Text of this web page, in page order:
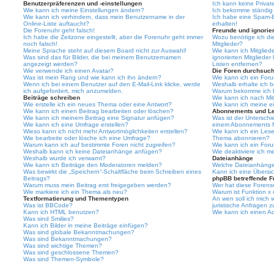
Benutzerpräferenzen und -einstellungen
Wie kann ich meine Einstellungen ändern?
Wie kann ich verhindern, dass mein Benutzername in der
Online-Liste auftaucht?
Die Forenuhr geht falsch!
Ich habe die Zeitzone eingestellt, aber die Forenuhr geht immer
noch falsch!
Meine Sprache steht auf diesem Board nicht zur Auswahl!
Was sind das für Bilder, die bei meinem Benutzernamen
angezeigt werden?
Wie verwende ich einen Avatar?
Was ist mein Rang und wie kann ich ihn ändern?
Wenn ich bei einem Benutzer auf den E-Mail-Link klicke, werde
ich aufgefordert, mich anzumelden.
Beiträge schreiben
Wie erstelle ich ein neues Thema oder eine Antwort?
Wie kann ich einen Beitrag bearbeiten oder löschen?
Wie kann ich meinem Beitrag eine Signatur anfügen?
Wie kann ich eine Umfrage erstellen?
Wieso kann ich nicht mehr Antwortmöglichkeiten erstellen?
Wie bearbeite oder lösche ich eine Umfrage?
Warum kann ich auf bestimmte Foren nicht zugreifen?
Weshalb kann ich keine Dateianhänge anfügen?
Weshalb wurde ich verwarnt?
Wie kann ich Beiträge den Moderatoren melden?
Was bewirkt die „Speichern“-Schaltfläche beim Schreiben eines
Beitrags?
Warum muss mein Beitrag erst freigegeben werden?
Wie markiere ich ein Thema als neu?
Textformatierung und Thementypen
Was ist BBCode?
Kann ich HTML benutzen?
Was sind Smilies?
Kann ich Bilder in meine Beiträge einfügen?
Was sind globale Bekanntmachungen?
Was sind Bekanntmachungen?
Was sind wichtige Themen?
Was sind geschlossene Themen?
Was sind Themen-Symbole?
Ich kann keine
Ich bekomme
Ich habe eine Spam-
erhalten!
Freunde und
Wozu benötige ich
Mitglieder?
Wie kann ich
ignorierten
Listen entfernen?
Die Foren
Wie kann ich ein
Weshalb erhalte ich
Warum bekomme
Wie kann ich nach
Wie kann ich meine
Abonnements und
Was ist der
einem Abonnements
Wie kann ich ein
Thema abonnieren?
Wie kann ich ein
Wie deaktiviere ich
Dateianhänge
Welche
Kann ich eine
phpBB betreffende
Wer hat diese
Warum ist Funktion
An wen soll ich mich
juristische Anfragen
Wie kann ich einen